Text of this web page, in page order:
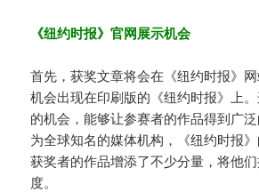
《纽约时报》官网展示机会
首先，获奖文章将会在《纽约时报》
机会出现在印刷版的《纽约时报》上
的机会，能够让参赛者的作品得到广
为全球知名的媒体机构，《纽约时报
获奖者的作品增添了不少分量，将他
度。